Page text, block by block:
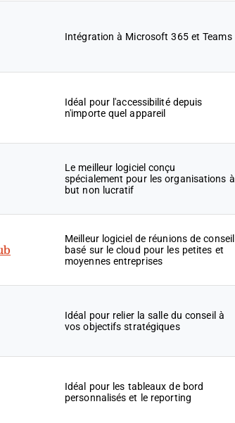
Intégration à Microsoft 365 et Teams
Idéal pour l'accessibilité depuis
n'importe quel appareil
Le meilleur logiciel conçu
spécialement pour les organisations à
but non lucratif
Meilleur logiciel de réunions de conseil
basé sur le cloud pour les petites et
moyennes entreprises
Idéal pour relier la salle du conseil à
vos objectifs stratégiques
Idéal pour les tableaux de bord
personnalisés et le reporting